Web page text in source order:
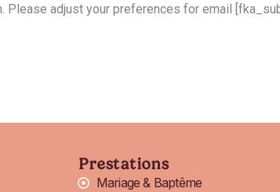
adjust your preferences for email
Prestations
Mariage & Baptême